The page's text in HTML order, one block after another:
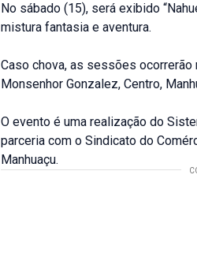
No sábado (15), será exibido
mistura fantasia e aventura.
Caso chova, as sessões
Monsenhor Gonzalez, Centro,
O evento é uma realização do
parceria com o Sindicato do
Manhuaçu.